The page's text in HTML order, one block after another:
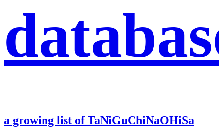
a growing list of TaNiGuChiNaOHiSa